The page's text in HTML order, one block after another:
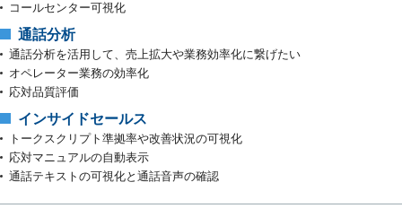
コールセンター可視化
通話分析
通話分析を活用して、売上拡大や業務効率化に繋げたい
オペレーター業務の効率化
応対品質評価
インサイドセールス
トークスクリプト準拠率や改善状況の可視化
応対マニュアルの自動表示
通話テキストの可視化と通話音声の確認